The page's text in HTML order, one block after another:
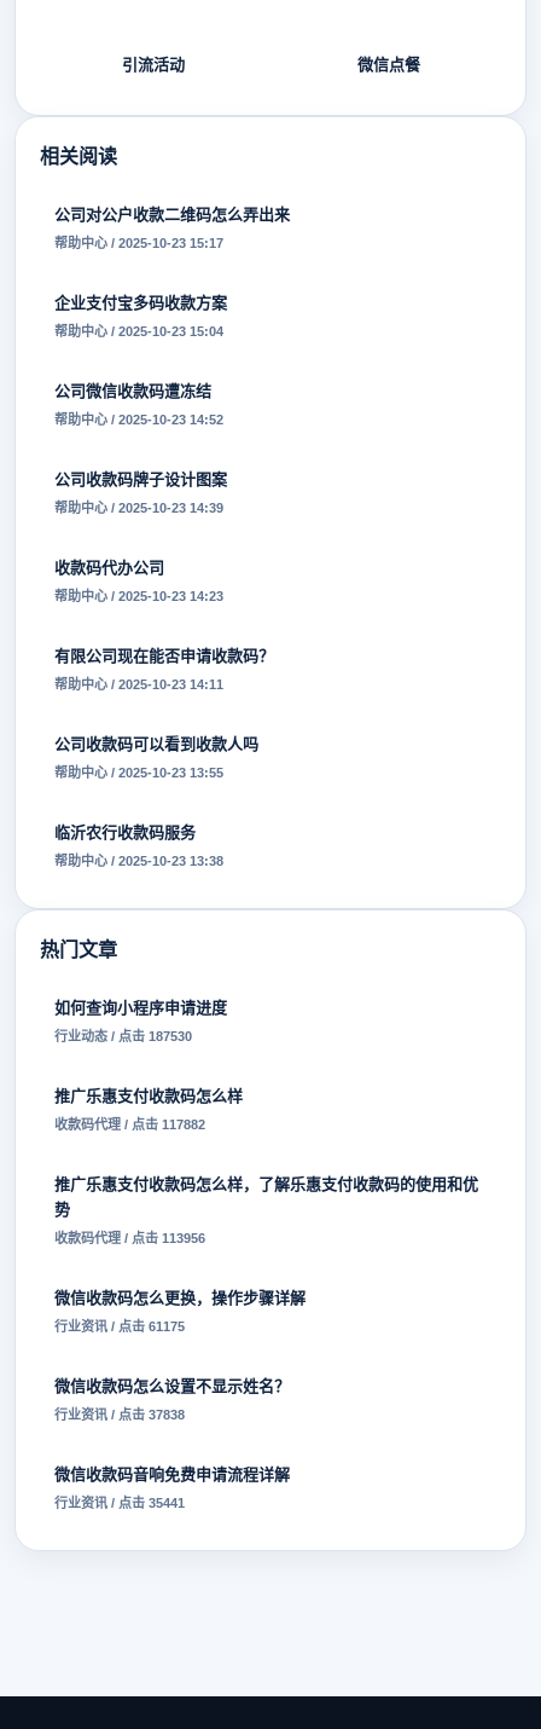
引流活动 微信点餐
相关阅读
公司对公户收款二维码怎么弄出来
帮助中心 / 2025-10-23 15:17
企业支付宝多码收款方案
帮助中心 / 2025-10-23 15:04
公司微信收款码遭冻结
帮助中心 / 2025-10-23 14:52
公司收款码牌子设计图案
帮助中心 / 2025-10-23 14:39
收款码代办公司
帮助中心 / 2025-10-23 14:23
有限公司现在能否申请收款码？
帮助中心 / 2025-10-23 14:11
公司收款码可以看到收款人吗
帮助中心 / 2025-10-23 13:55
临沂农行收款码服务
帮助中心 / 2025-10-23 13:38
热门文章
如何查询小程序申请进度
行业动态 / 点击 187530
推广乐惠支付收款码怎么样
收款码代理 / 点击 117882
推广乐惠支付收款码怎么样，了解乐惠支付收款码的使用和优
势
收款码代理 / 点击 113956
微信收款码怎么更换，操作步骤详解
行业资讯 / 点击 61175
微信收款码怎么设置不显示姓名？
行业资讯 / 点击 37838
微信收款码音响免费申请流程详解
行业资讯 / 点击 35441